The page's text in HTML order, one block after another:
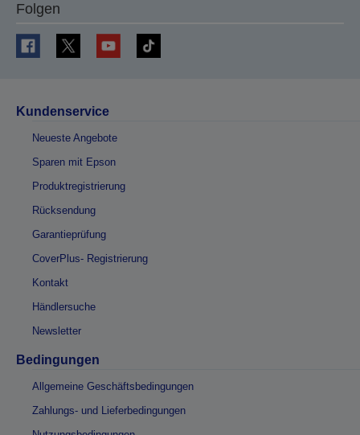
Folgen
Kundenservice
Neueste Angebote
Sparen mit Epson
Produktregistrierung
Rücksendung
Garantieprüfung
CoverPlus- Registrierung
Kontakt
Händlersuche
Newsletter
Bedingungen
Allgemeine Geschäftsbedingungen
Zahlungs- und Lieferbedingungen